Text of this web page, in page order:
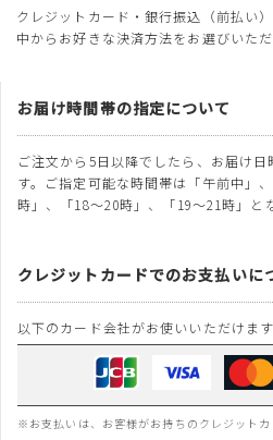
クレジットカード・銀行振込（前払い
中からお好きな決済方法をお選びいただ
お届け時間帯の指定について
ご注文から5日以降でしたら、お届け
す。ご指定可能な時間帯は「午前中」
時」、「18～20時」、「19～21時」と
クレジットカードでのお支払いに
以下のカード会社がお使いいただけます
※お支払いは、お客様がお持ちのクレジット